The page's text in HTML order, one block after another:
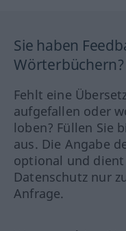
Sie haben
Wörterbüchern?
Fehlt eine
aufgefallen oder
loben? Füllen Sie
aus. Die Angabe
optional und
Datenschutz nur
Anfrage.